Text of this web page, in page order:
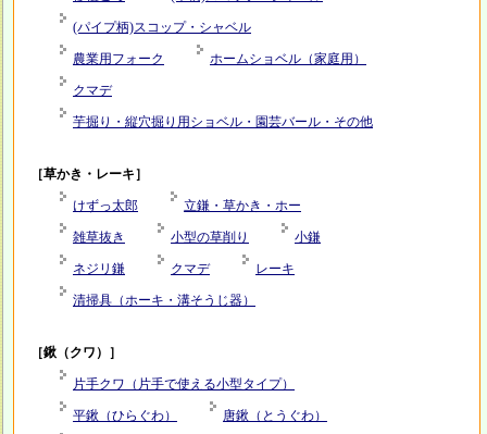
(パイプ柄)スコップ・シャベル
農業用フォーク ホームショベル（家庭用）
クマデ
芋掘り・縦穴掘り用ショベル・園芸バール・その他
［草かき・レーキ］
けずっ太郎 立鎌・草かき・ホー
雑草抜き 小型の草削り 小鎌
ネジリ鎌 クマデ レーキ
清掃具（ホーキ・溝そうじ器）
［鍬（クワ）］
片手クワ（片手で使える小型タイプ）
平鍬（ひらぐわ） 唐鍬（とうぐわ）